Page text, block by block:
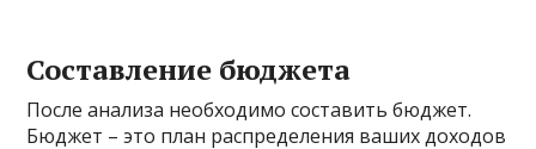
Составление бюджета
После анализа необходимо составить бюджет.
Бюджет – это план распределения ваших доходов